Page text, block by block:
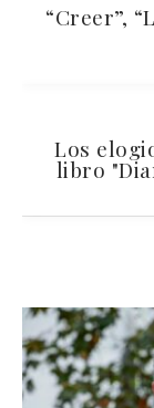
“Creer”,
Los
libro